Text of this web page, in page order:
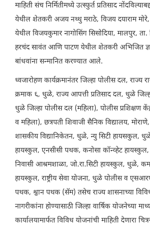
माहिती संच निर्मितीमध्ये उत्स्फुर्त प्रतिसाद
येथील शेतकरी अजय नथ्थु मराठे, विजय दयाराम
येथील विजयकुमार नागोसिंग सिसोदिया, मालपुर,
हरचंद सावंत आणि पाटण येथील शेतकरी अभिजित
बांधवांना सन्मानित करण्यात आले.
ध्वजारोहण कार्यक्रमानंतर जिल्हा पोलीस दल, राज्य
क्रमाक ६, धुळे, राज्य आपत्ती प्रतिसाद दल, धुळे
धुळे जिल्हा पोलीस दल (महिला), पोलीस प्रशिक्षण
व महिला), छत्रपती शिवाजी सैनिक विद्यालय,
शासकीय विद्यानिकेतन, धुळे, न्यु सिटी हायसकुल,
हायस्कुल, एनसीसी पथक, कनोसा कॉन्व्हेट हायस्कुल,
निवासी आश्रमशाळा, जो.रा.सिटी हायस्कुल, धुळे,
हायस्कुल, राष्ट्रीय सेवा योजना, धुळे पोलीस व
पथक, श्वान पथक (सॅम) तसेच राज्य शासनाच्या
नागरीकांना होण्यासाठी जिल्हा वार्षिक योजनेच्या
कार्यालयामार्फत विविध योजनांची माहिती देणारा